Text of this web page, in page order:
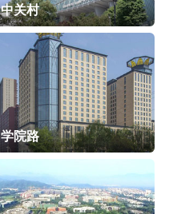
中关村
学院路